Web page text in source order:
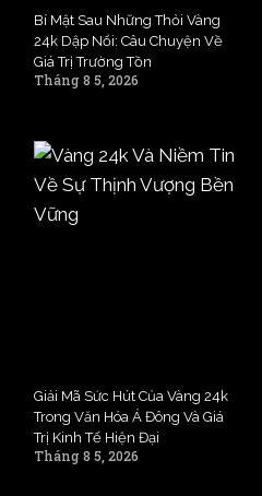
Bí Mật Sau Những Thỏi Vàng
24k Dập Nổi: Câu Chuyện Về
Giá Trị Trường Tồn
Tháng 8 5, 2026
Giải Mã Sức Hút Của Vàng 24k
Trong Văn Hóa Á Đông Và Giá
Trị Kinh Tế Hiện Đại
Tháng 8 5, 2026